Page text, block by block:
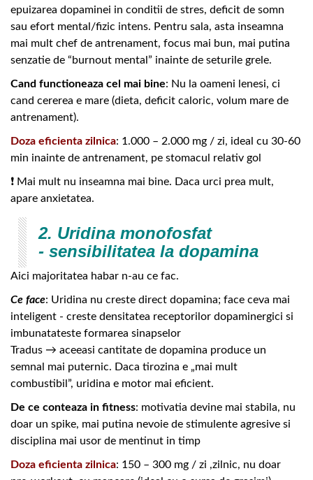
epuizarea dopaminei in conditii de stres, deficit de somn
sau efort mental/fizic intens. Pentru sala, asta inseamna
mai mult chef de antrenament, focus mai bun, mai putina
senzatie de “burnout mental” inainte de seturile grele.
Cand functioneaza cel mai bine: Nu la oameni lenesi, ci
cand cererea e mare (dieta, deficit caloric, volum mare de
antrenament).
Doza eficienta zilnica: 1.000 – 2.000 mg / zi, ideal cu 30-60
min inainte de antrenament, pe stomacul relativ gol
❗ Mai mult nu inseamna mai bine. Daca urci prea mult,
apare anxietatea.
2. Uridina monofosfat
- sensibilitatea la dopamina
Aici majoritatea habar n-au ce fac.
Ce face: Uridina nu creste direct dopamina; face ceva mai
inteligent - creste densitatea receptorilor dopaminergici si
imbunatateste formarea sinapselor
Tradus → aceeasi cantitate de dopamina produce un
semnal mai puternic. Daca tirozina e „mai mult
combustibil”, uridina e motor mai eficient.
De ce conteaza in fitness: motivatia devine mai stabila, nu
doar un spike, mai putina nevoie de stimulente agresive si
disciplina mai usor de mentinut in timp
Doza eficienta zilnica: 150 – 300 mg / zi ,zilnic, nu doar